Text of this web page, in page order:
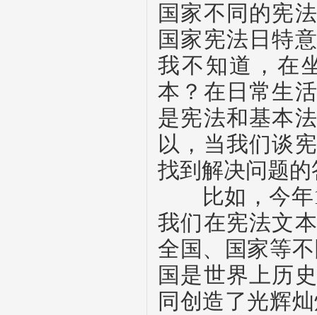
国家不同的宪
国家宪法日特
我不知道，在
本？在日常生
是宪法和基本
以，当我们谈
找到解决问题
比如，今年
我们在宪法文
全国、国家等
国是世界上历
同创造了光辉